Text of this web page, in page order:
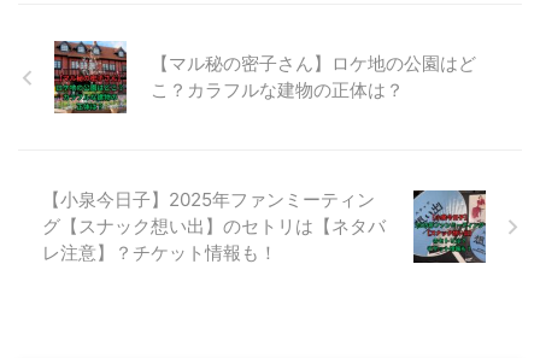
れ故郷の温泉街を盛り上げていく
ストーリーです。実際に加賀温泉
郷で働く女性PRグループ「レデ
ーションに、視線がくぎ付けとな
ること間違いなしです！ この記
事では、2024年2月10日に、新
【マル秘の密子さん】ロケ地の公園はど
こ？カラフルな建物の正体は？
【小泉今日子】2025年ファンミーティン
グ【スナック想い出】のセトリは【ネタバ
レ注意】？チケット情報も！